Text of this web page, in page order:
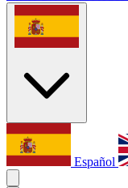
Español